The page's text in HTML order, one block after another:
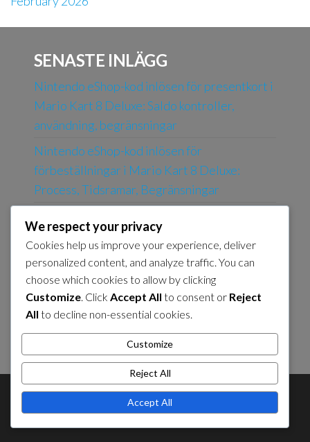
SENASTE INLÄGG
Nintendo eShop-kod inlösen för presentkort i
Mario Kart 8 Deluxe: Saldo kontroller,
användning, begränsningar
Nintendo eShop-kod inlösen för
förbeställningar i Mario Kart 8 Deluxe:
Process, Tidsramar, Begränsningar
Mario Kart 8 Deluxe: Online, I butik, Mobil
Bekräftelse av ansökan om Booster Course
Pass: Kvitto, E-post, Kontroll av konto
Min Nintendo Belöningsinlösen för
Contact Us
Privacy Policy Sitemap Terms and Conditions
We respect your privacy
Cookies help us improve your experience, deliver
personalized content, and analyze traffic. You can
choose which cookies to allow by clicking
Customize. Click Accept All to consent or Reject
All to decline non-essential cookies.
Customize
Reject All
Accept All